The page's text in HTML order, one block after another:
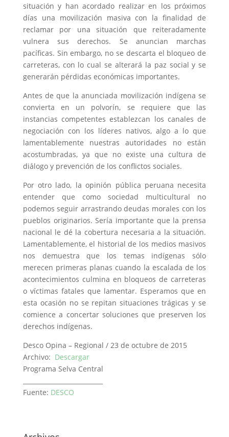
situación y han acordado realizar en los próximos
días una movilización masiva con la finalidad de
reclamar por una situación que reiteradamente
vulnera sus derechos. Se anuncian marchas
pacíficas. Sin embargo, no se descarta el bloqueo de
carreteras, con lo cual se alterará la paz social y se
generarán pérdidas económicas importantes.
Antes de que la anunciada movilización indígena se
convierta en un polvorín, se requiere que las
instancias competentes establezcan los canales de
negociación con los líderes nativos, algo a lo que
lamentablemente nuestras autoridades no están
acostumbradas, ya que no existe una cultura de
diálogo y prevención de los conflictos sociales.
Por otro lado, la opinión pública peruana necesita
entender que como sociedad multicultural no
podemos seguir arrastrando deudas morales con los
pueblos originarios. Sería importante que la prensa
nacional le dé la cobertura necesaria a la situación.
Lamentablemente, el historial de los medios masivos
nos demuestra que los temas indígenas sólo
merecen primeras planas cuando la escalada de los
acontecimientos culmina en bloqueos de carreteras
o víctimas fatales que lamentar. Esperamos que en
esta ocasión no se repitan situaciones trágicas y se
comience a concertar soluciones que preserven los
derechos indígenas.
Desco Opina – Regional / 23 de octubre de 2015
Archivo: Descargar
Programa Selva Central
Fuente: DESCO